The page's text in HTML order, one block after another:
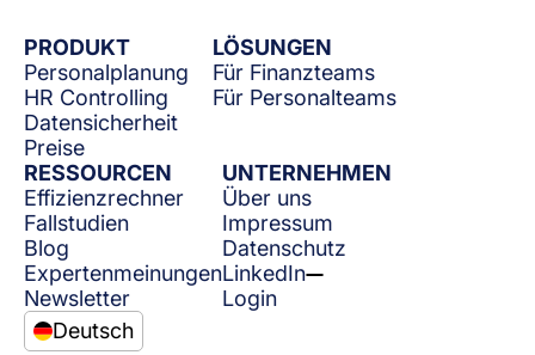
PRODUKT
Personalplanung
HR Controlling
Datensicherheit
Preise
LÖSUNGEN
Für Finanzteams
Für Personalteams
RESSOURCEN
Effizienzrechner
Fallstudien
Blog
Expertenmeinungen
Newsletter
UNTERNEHMEN
Über uns
Impressum
Datenschutz
LinkedIn
Login
Deutsch